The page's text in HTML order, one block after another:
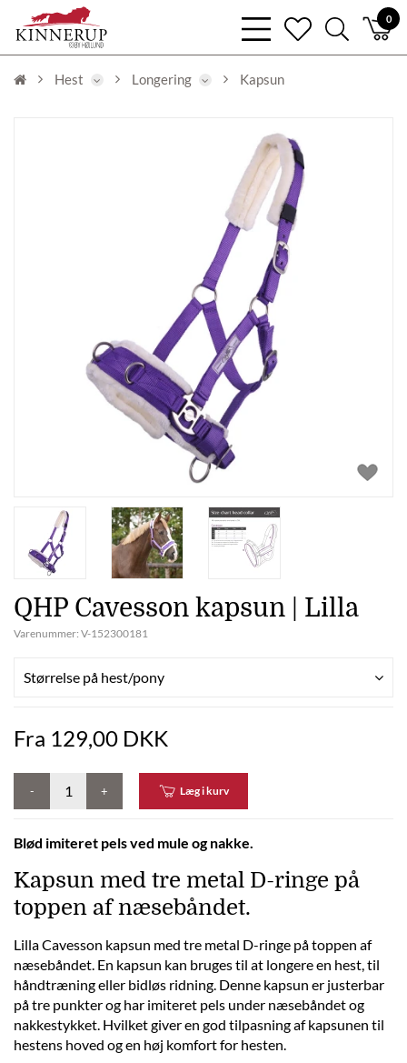
0
bars
light
heart
search
light
Hest Longering Kapsun
QHP Cavesson kapsun | Lilla
Varenummer: V-152300181
Størrelse på hest/pony
Fra 129,00 DKK
- + Læg i kurv
Blød imiteret pels ved mule og nakke.
Kapsun med tre metal D-ringe på
toppen af næsebåndet.
Lilla Cavesson kapsun med tre metal D-ringe på toppen af
næsebåndet. En kapsun kan bruges til at longere en hest, til
håndtræning eller bidløs ridning. Denne kapsun er justerbar
på tre punkter og har imiteret pels under næsebåndet og
nakkestykket. Hvilket giver en god tilpasning af kapsunen til
hestens hoved og en høj komfort for hesten.